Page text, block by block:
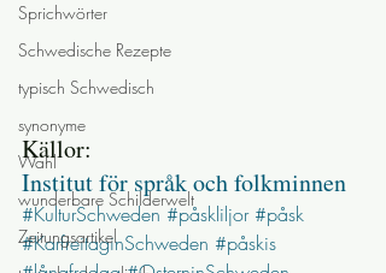
Sprichwörter
Schwedische Rezepte
typisch Schwedisch
synonyme
Wahl
wunderbare Schilderwelt
Zeitungsartikel
Källor:
Institut för språk och folkminnen
#KulturSchweden #påskliljor #påsk
#KarfreitaginSchweden #påskis